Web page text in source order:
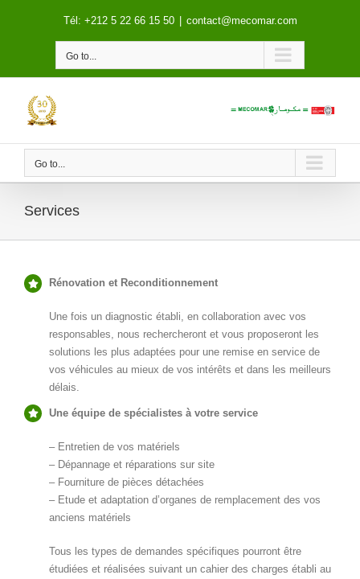
Tél: +212 5 22 66 15 50 contact@mecomar.com
Go to...
Go to...
Services
Rénovation et Reconditionnement
Une fois un diagnostic établi, en collaboration avec vos
responsables, nous rechercheront et vous proposeront les
solutions les plus adaptées pour une remise en service de
vos véhicules au mieux de vos intérêts et dans les meilleurs
délais.
Une équipe de spécialistes à votre service
– Entretien de vos matériels
– Dépannage et réparations sur site
– Fourniture de pièces détachées
– Etude et adaptation d’organes de remplacement des vos
anciens matériels
Tous les types de demandes spécifiques pourront être
étudiées et réalisées suivant un cahier des charges établi au